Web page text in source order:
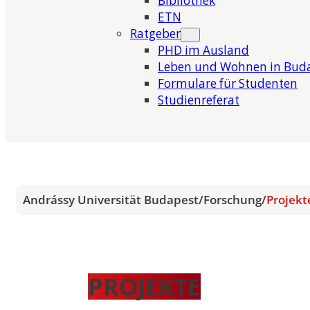
ETN
Ratgeber
PHD im Ausland
Leben und Wohnen in
Formulare für Studenten
Studienreferat
Andrássy Universität Budapest/Forschung/
PROJEKTE